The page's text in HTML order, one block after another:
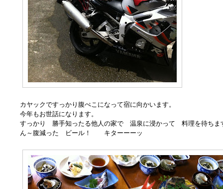
カヤックですっかり腹ぺこになって宿に向かいます。
今年もお世話になります。
すっかり 勝手知ったる他人の家で 温泉に浸かって 料理を待ちま
ん～腹減った ビール！ キターーーッ